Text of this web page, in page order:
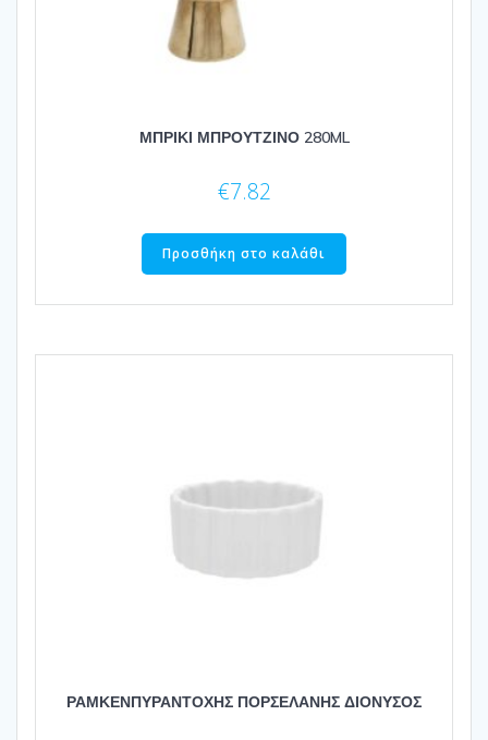
ΜΠΡΙΚΙ ΜΠΡΟΥΤΖΙΝΟ 280ML
€7.82
Προσθήκη στο καλάθι
ΡΑΜΚΕΝΠΥΡΑΝΤΟΧΗΣ ΠΟΡΣΕΛΑΝΗΣ ΔΙΟΝΥΣΟΣ